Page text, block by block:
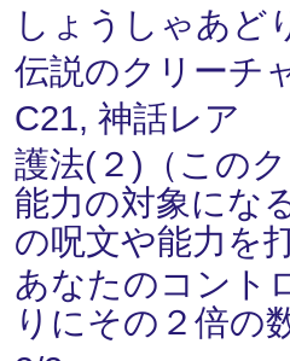
しょうしゃあ
伝説のクリーチ
C21, 神話レア
護法(２)（この
能力の対象にな
の呪文や能力を
あなたのコント
りにその２倍の